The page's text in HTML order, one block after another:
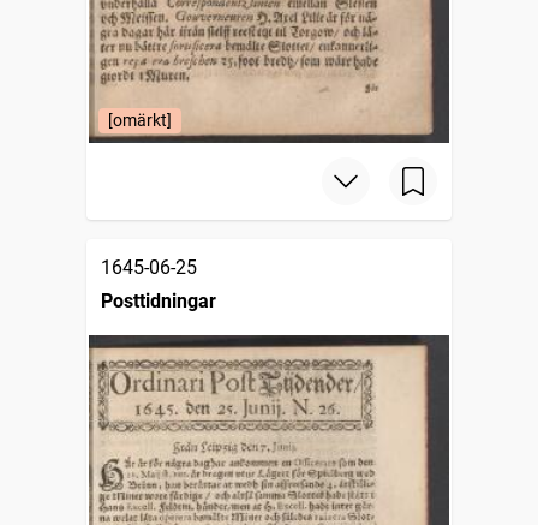
[omärkt]
1645-06-25
Posttidningar